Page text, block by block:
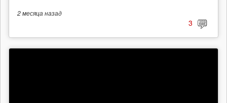
2 месяцаназад
3